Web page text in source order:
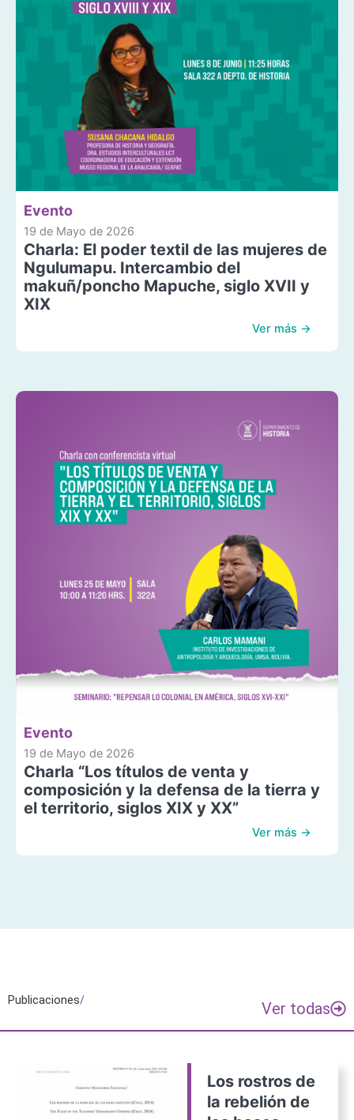
Evento
19 de Mayo de 2026
Charla: El poder textil de las mujeres de
Ngulumapu. Intercambio del
makuñ/poncho Mapuche, siglo XVII y
XIX
Ver más →
Evento
19 de Mayo de 2026
Charla “Los títulos de venta y
composición y la defensa de la tierra y
el territorio, siglos XIX y XX”
Ver más →
Publicaciones/ Ver todas
Los rostros de
la rebelión de